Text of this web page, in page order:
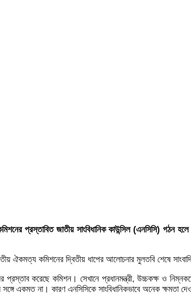
প্রস্তাবিত জাতীয় সাংবিধানিক কাউন্সিল (এনসিসি) গঠন হলে
ঐকমত্য কমিশনের দ্বিতীয় ধাপের আলোচনার মুলতবি শেষে
প্রস্তাব করেছে কমিশন। সেখানে প্রধানমন্ত্রী, উচ্চকক্ষ ও
একমত না। কারণ এনসিসিকে সাংবিধানিকভাবে অনেক ক্ষমতা